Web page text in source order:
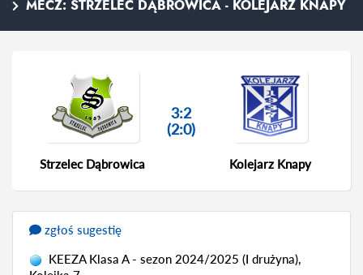
MECZ: STRZELEC DĄBROWICA - KOLEJARZ KNAPY
3:2
(2:0)
Strzelec Dąbrowica Kolejarz Knapy
zgłoś sugestię
KEEZA Klasa A - sezon 2024/2025 (I drużyna),